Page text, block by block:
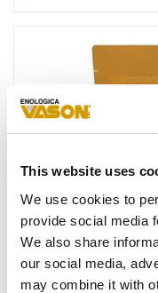
This website uses
We use cookies to
provide social media
We also share
our social media,
may combine it with